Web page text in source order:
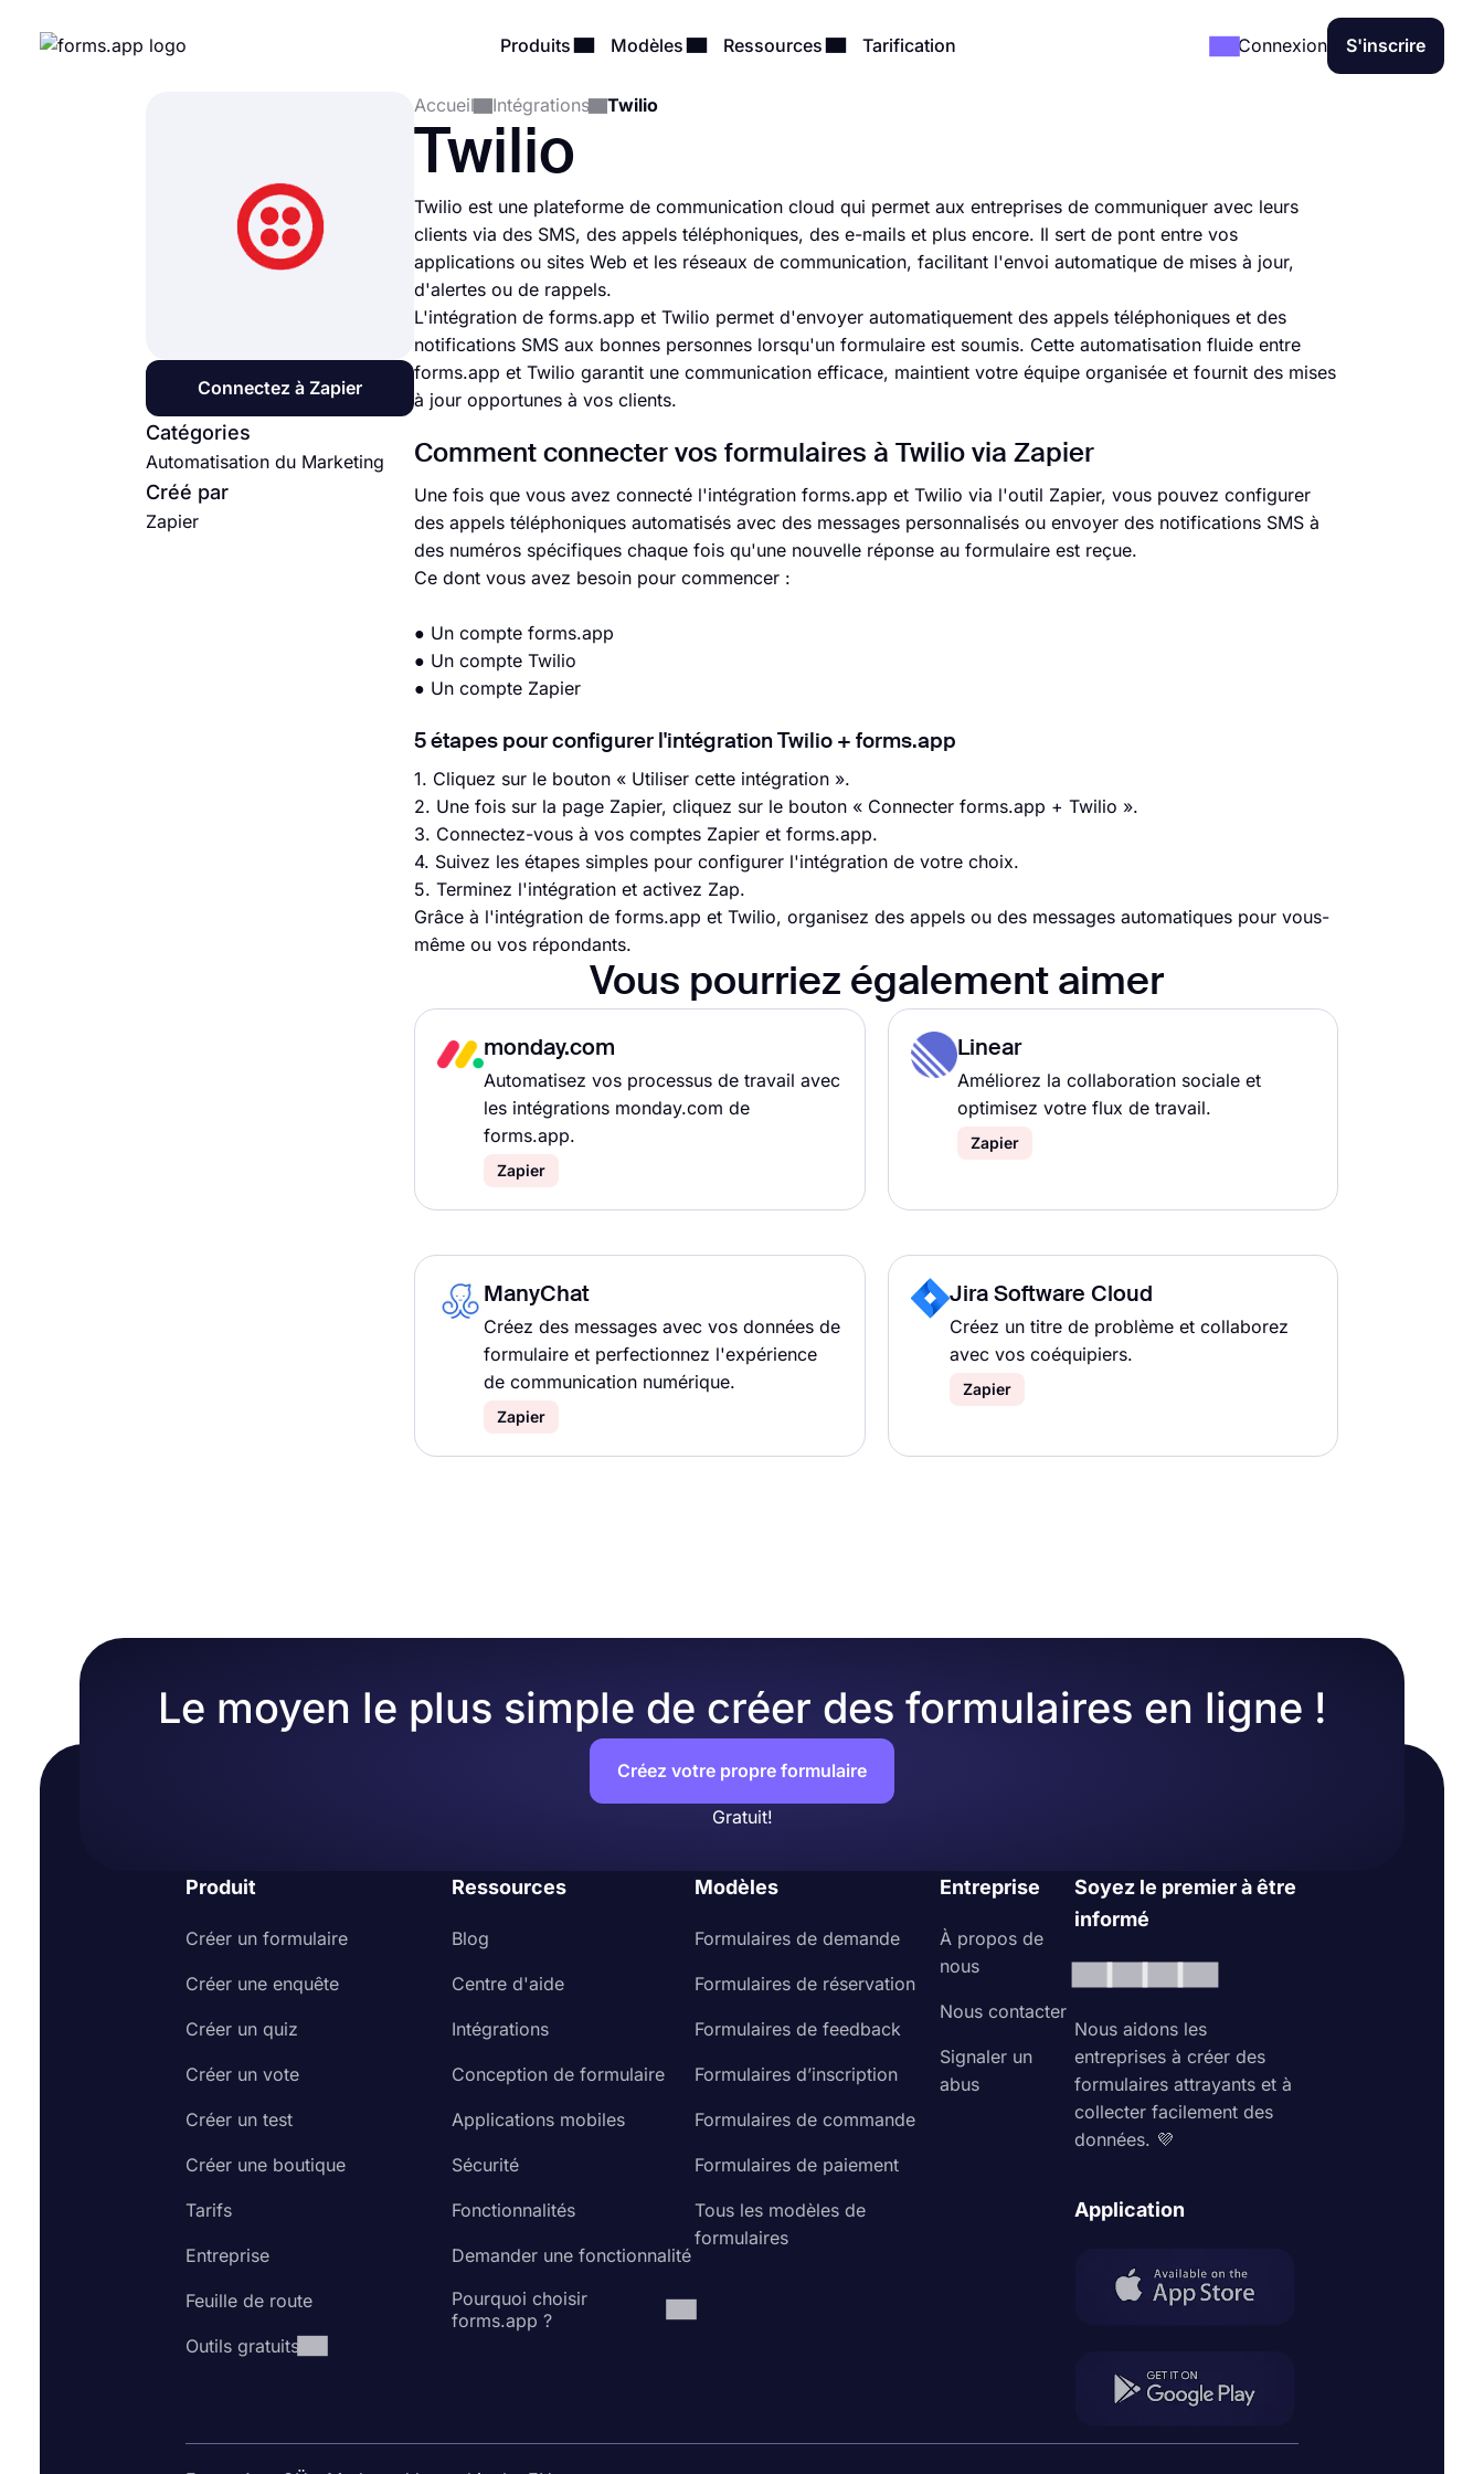
Produits Modèles Ressources Tarification Connexion S'inscrire
Connectez à Zapier
Catégories
Automatisation du Marketing
Créé par
Zapier
Accueil Intégrations Twilio
Twilio
Twilio est une plateforme de communication cloud qui permet aux entreprises de communiquer avec leurs
clients via des SMS, des appels téléphoniques, des e-mails et plus encore. Il sert de pont entre vos
applications ou sites Web et les réseaux de communication, facilitant l'envoi automatique de mises à jour,
d'alertes ou de rappels.
L'intégration de forms.app et Twilio permet d'envoyer automatiquement des appels téléphoniques et des
notifications SMS aux bonnes personnes lorsqu'un formulaire est soumis. Cette automatisation fluide entre
forms.app et Twilio garantit une communication efficace, maintient votre équipe organisée et fournit des mises
à jour opportunes à vos clients.
Comment connecter vos formulaires à Twilio via Zapier
Une fois que vous avez connecté l'intégration forms.app et Twilio via l'outil Zapier, vous pouvez configurer
des appels téléphoniques automatisés avec des messages personnalisés ou envoyer des notifications SMS à
des numéros spécifiques chaque fois qu'une nouvelle réponse au formulaire est reçue.
Ce dont vous avez besoin pour commencer :
● Un compte forms.app
● Un compte Twilio
● Un compte Zapier
5 étapes pour configurer l'intégration Twilio + forms.app
1. Cliquez sur le bouton « Utiliser cette intégration ».
2. Une fois sur la page Zapier, cliquez sur le bouton « Connecter forms.app + Twilio ».
3. Connectez-vous à vos comptes Zapier et forms.app.
4. Suivez les étapes simples pour configurer l'intégration de votre choix.
5. Terminez l'intégration et activez Zap.
Grâce à l'intégration de forms.app et Twilio, organisez des appels ou des messages automatiques pour vous-
même ou vos répondants.
Vous pourriez également aimer
monday.com
Automatisez vos processus de travail avec
les intégrations monday.com de
forms.app.
Zapier
Linear
Améliorez la collaboration sociale et
optimisez votre flux de travail.
Zapier
ManyChat
Créez des messages avec vos données de
formulaire et perfectionnez l'expérience
de communication numérique.
Zapier
Jira Software Cloud
Créez un titre de problème et collaborez
avec vos coéquipiers.
Zapier
Le moyen le plus simple de créer des formulaires en ligne !
Créez votre propre formulaire
Gratuit!
Produit
Créer un formulaire
Créer une enquête
Créer un quiz
Créer un vote
Créer un test
Créer une boutique
Tarifs
Entreprise
Feuille de route
Outils gratuits
Ressources
Blog
Centre d'aide
Intégrations
Conception de formulaire
Applications mobiles
Sécurité
Fonctionnalités
Demander une fonctionnalité
Pourquoi choisir
forms.app ?
Modèles
Formulaires de demande
Formulaires de réservation
Formulaires de feedback
Formulaires d’inscription
Formulaires de commande
Formulaires de paiement
Tous les modèles de
formulaires
Entreprise
À propos de
nous
Nous contacter
Signaler un
abus
Soyez le premier à être
informé
Nous aidons les
entreprises à créer des
formulaires attrayants et à
collecter facilement des
données. 💜
Application